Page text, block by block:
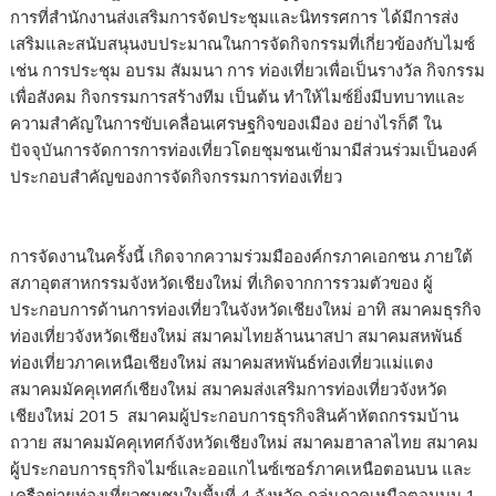
การที่สำนักงานส่งเสริมการจัดประชุมและนิทรรศการ ได้มีการส่ง
เสริมและสนับสนุนงบประมาณในการจัดกิจกรรมที่เกี่ยวข้องกับไมซ์
เช่น การประชุม อบรม สัมมนา การ ท่องเที่ยวเพื่อเป็นรางวัล กิจกรรม
เพื่อสังคม กิจกรรมการสร้างทีม เป็นต้น ทำให้ไมซ์ยิ่งมีบทบาทและ
ความสำคัญในการขับเคลื่อนเศรษฐกิจของเมือง อย่างไรก็ดี ใน
ปัจจุบันการจัดการการท่องเที่ยวโดยชุมชนเข้ามามีส่วนร่วมเป็นองค์
ประกอบสำคัญของการจัดกิจกรรมการท่องเที่ยว
การจัดงานในครั้งนี้ เกิดจากความร่วมมือองค์กรภาคเอกชน ภายใต้
สภาอุตสาหกรรมจังหวัดเชียงใหม่ ที่เกิดจากการรวมตัวของ ผู้
ประกอบการด้านการท่องเที่ยวในจังหวัดเชียงใหม่ อาทิ สมาคมธุรกิจ
ท่องเที่ยวจังหวัดเชียงใหม่ สมาคมไทยล้านนาสปา สมาคมสหพันธ์
ท่องเที่ยวภาคเหนือเชียงใหม่ สมาคมสหพันธ์ท่องเที่ยวแม่แตง
สมาคมมัคคุเทศก์เชียงใหม่ สมาคมส่งเสริมการท่องเที่ยวจังหวัด
เชียงใหม่ 2015 สมาคมผู้ประกอบการธุรกิจสินค้าหัตถกรรมบ้าน
ถวาย สมาคมมัคคุเทศก์จังหวัดเชียงใหม่ สมาคมฮาลาลไทย สมาคม
ผู้ประกอบการธุรกิจไมซ์และออแกไนซ์เซอร์ภาคเหนือตอนบน และ